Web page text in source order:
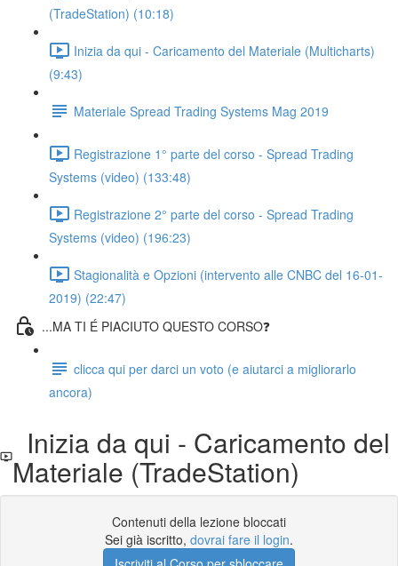
(TradeStation) (10:18)
Inizia da qui - Caricamento del Materiale (Multicharts)
(9:43)
Materiale Spread Trading Systems Mag 2019
Registrazione 1° parte del corso - Spread Trading
Systems (video) (133:48)
Registrazione 2° parte del corso - Spread Trading
Systems (video) (196:23)
Stagionalità e Opzioni (intervento alle CNBC del 16-01-
2019) (22:47)
...MA TI É PIACIUTO QUESTO CORSO❓
clicca qui per darci un voto (e aiutarci a migliorarlo
ancora)
Inizia da qui - Caricamento del
Materiale (TradeStation)
Contenuti della lezione bloccati
Sei già iscritto, dovrai fare il login.